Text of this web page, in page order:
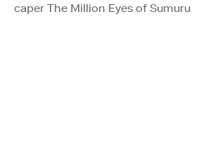
caper The Million Eyes of Sumuru